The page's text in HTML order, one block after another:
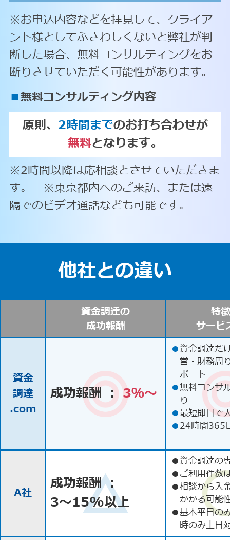
※お申込内容などを拝見して、クライア
ント様としてふさわしくないと弊社が判
断した場合、無料コンサルティングをお
断りさせていただく可能性があります。
■無料コンサルティング内容
原則、 2時間までのお打ち合わせが
無料となります。
※2時間以降は応相談とさせていただきま
す。 ※東京都内へのご来訪、または遠
隔でのビデオ通話なども可能です。
他社との違い
資金調達の
成功報酬
特
サービ
資金
調達
.com
成功報酬 ： 3％〜
●資金調達だ
営・財務周
ポート
●無料コンサ
り
●最短即日で
●24時間365
A社
成功報酬 ：
3〜15%以上
●資金調達の
●ご利用件数
●相談から入
かかる可能
●基本平日の
時のみ土日